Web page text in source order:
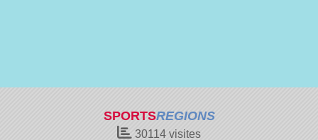
SPORTSREGIONS
30114 visites